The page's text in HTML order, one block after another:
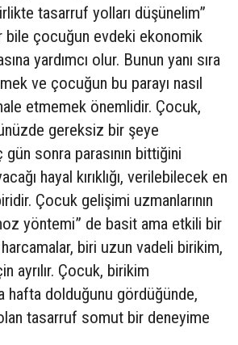
tasarruf yolları düşünelim”
bile çocuğun evdeki ekonomik
yardımcı olur. Bunun yanı sıra
ve çocuğun bu parayı nasıl
etmemek önemlidir. Çocuk,
gereksiz bir şeye
sonra parasının bittiğini
hayal kırıklığı, verilebilecek en
Çocuk gelişimi uzmanlarının
yöntemi” de basit ama etkili bir
biri uzun vadeli birikim,
ayrılır. Çocuk, birikim
hafta dolduğunu gördüğünde,
tasarruf somut bir deneyime